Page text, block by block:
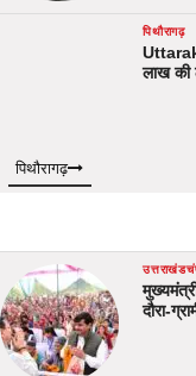
पिथौरागढ़
लाख की
पिथौरागढ़
उत्तराखंड
दौरा-